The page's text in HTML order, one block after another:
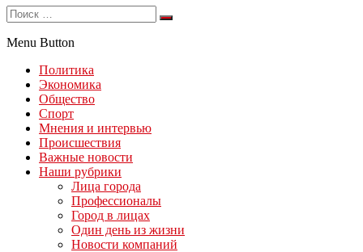
Menu Button
Политика
Экономика
Общество
Спорт
Мнения и интервью
Происшествия
Важные новости
Наши рубрики
Лица города
Профессионалы
Город в лицах
Один день из жизни
Новости компаний